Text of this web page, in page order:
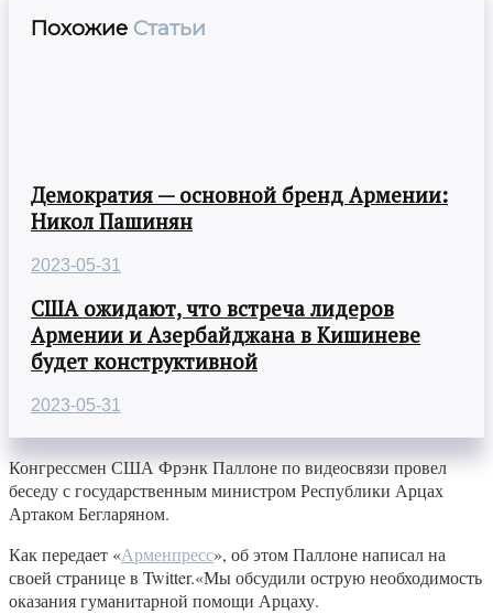
Похожие Статьи
Демократия — основной бренд Армении:
Никол Пашинян
2023-05-31
США ожидают, что встреча лидеров
Армении и Азербайджана в Кишиневе
будет конструктивной
2023-05-31
Конгрессмен США Фрэнк Паллоне по видеосвязи провел
беседу с государственным министром Республики Арцах
Артаком Бегларяном.
Как передает «Арменпресс», об этом Паллоне написал на
своей странице в Twitter.«Мы обсудили острую необходимость
оказания гуманитарной помощи Арцаху.